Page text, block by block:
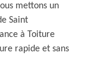
mettons un
Saint
à Toiture
rapide et sans